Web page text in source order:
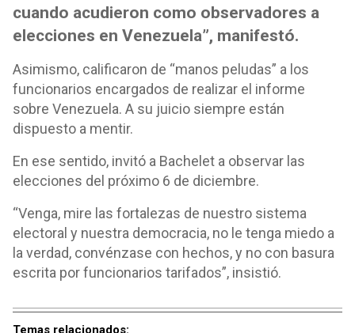
cuando acudieron como observadores a
elecciones en Venezuela”, manifestó.
Asimismo, calificaron de “manos peludas” a los
funcionarios encargados de realizar el informe
sobre Venezuela. A su juicio siempre están
dispuesto a mentir.
En ese sentido, invitó a Bachelet a observar las
elecciones del próximo 6 de diciembre.
“Venga, mire las fortalezas de nuestro sistema
electoral y nuestra democracia, no le tenga miedo a
la verdad, convénzase con hechos, y no con basura
escrita por funcionarios tarifados”, insistió.
Temas relacionados: